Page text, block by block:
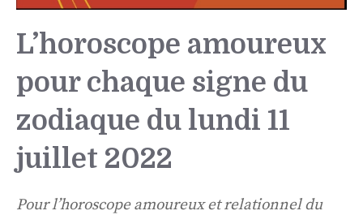
L’horoscope amoureux
pour chaque signe du
zodiaque du lundi 11
juillet 2022
Pour l’horoscope amoureux et relationnel du